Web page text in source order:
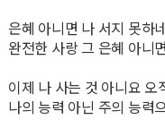
은혜 아니면 나 서지 못하
완전한 사랑 그 은혜 아니
이제 나 사는 것 아니요 오
나의 능력 아닌 주의 능력